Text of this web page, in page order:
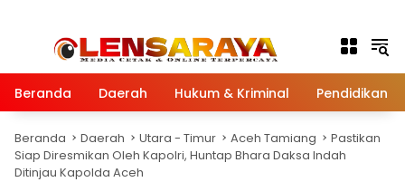
Beranda Daerah Hukum & Kriminal Pendidikan
Beranda Daerah Utara - Timur Aceh Tamiang
Pastikan
Siap Diresmikan Oleh Kapolri, Huntap Bhara Daksa Indah
Ditinjau Kapolda Aceh